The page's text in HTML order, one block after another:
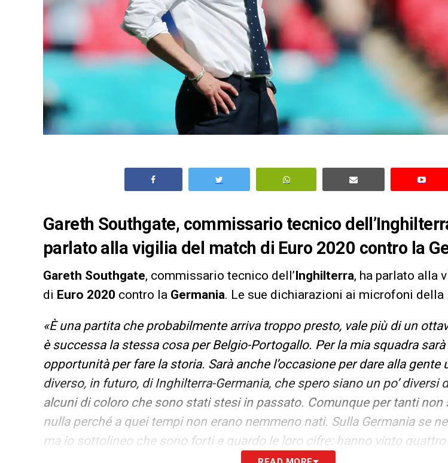
Gareth Southgate, commissario tecnico
parlato alla vigilia del match di Euro 2020 contro la
Gareth Southgate, commissario tecnico dell’Inghilterra, ha parlato alla
di Euro 2020 contro la Germania. Le sue dichiarazioni ai microfoni della
«È una partita che probabilmente arriva troppo presto, vale più di un
è successa la stessa cosa per Belgio-Portogallo. Per la mia squadra
opportunità per fare la storia. Sarà anche l’occasione per dare alla gente
diverso, in futuro, di Inghilterra-Germania, che spero siano un po’ diversi
alcuni di coloro che sono stati stesi in passato. Comunque per tanti non
nulla perché a quei tempi non erano nemmeno nati. Sulla Germania se
ma io sottolineo che sono forti e guardo le loro cifre: hanno vinto quattro
Mondo e nelle loro file ci sono sei vincitori della Champions. Non avranno